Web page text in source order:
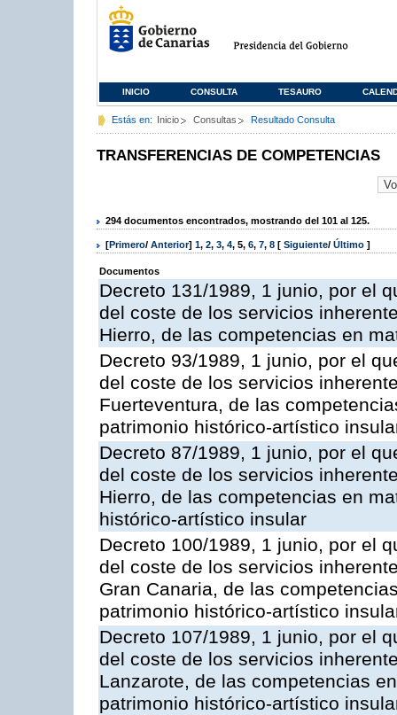
INICIO CONSULTA TESAURO
Estás en: Inicio Consultas Resultado Consulta
TRANSFERENCIAS DE COMPETENCIAS
294 documentos encontrados, mostrando del 101 al 125.
[Primero/ Anterior] 1, 2, 3, 4, 5, 6, 7, 8 [ Siguiente/ Último ]
Documentos
Decreto 131/1989, 1 junio, por el
del coste de los servicios
Hierro, de las competencias en
Decreto 93/1989, 1 junio, por el
del coste de los servicios
Fuerteventura, de las
patrimonio histórico-artístico
Decreto 87/1989, 1 junio, por el
del coste de los servicios
Hierro, de las competencias en
histórico-artístico insular
Decreto 100/1989, 1 junio, por el
del coste de los servicios
Gran Canaria, de las
patrimonio histórico-artístico
Decreto 107/1989, 1 junio, por el
del coste de los servicios
Lanzarote, de las competencias
patrimonio histórico-artístico